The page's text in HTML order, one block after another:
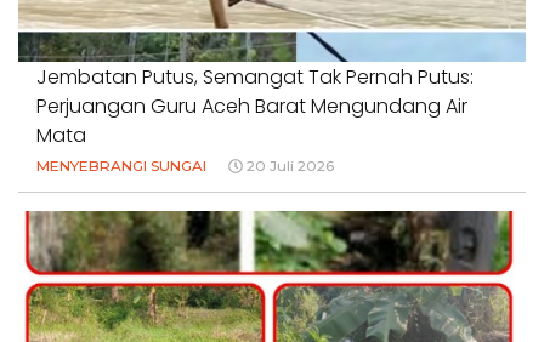
Jembatan Putus, Semangat Tak Pernah Putus:
Perjuangan Guru Aceh Barat Mengundang Air
Mata
MENYEBRANGI SUNGAI 20 Juli 2026